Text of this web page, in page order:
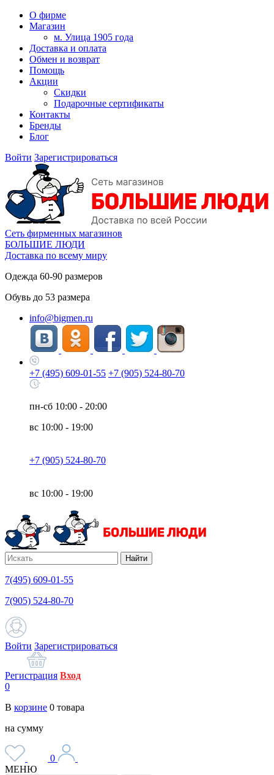
О фирме
Магазин
м. Улица 1905 года
Доставка и оплата
Обмен и возврат
Помощь
Акции
Скидки
Подарочные сертификаты
Контакты
Бренды
Блог
Войти Зарегистрироваться
Сеть фирменных магазинов
БОЛЬШИЕ ЛЮДИ
Доставка по всему миру
Одежда 60-90 размеров
Обувь до 53 размера
info@bigmen.ru
+7 (495) 609-01-55 +7 (905) 524-80-70
пн-сб 10:00 - 20:00
вс 10:00 - 19:00
+7 (905) 524-80-70
вс 10:00 - 19:00
Найти
7(495) 609-01-55
7(905) 524-80-70
Войти Зарегистрироваться
Регистрация Вход
0
В корзине 0 товара
на сумму
0
МЕНЮ